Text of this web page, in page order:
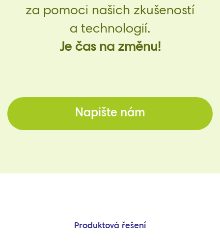
za pomoci našich zkušeností
a technologií.
Je čas na změnu!
Napište nám
Produktová řešení